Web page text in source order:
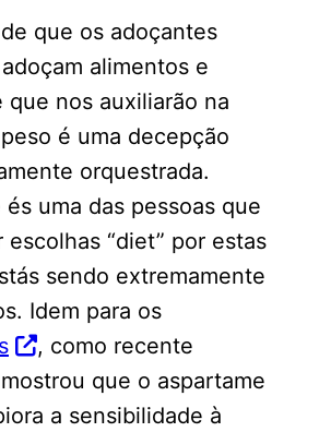
que os adoçantes
alimentos e
que nos auxiliarão na
é uma decepção
orquestrada.
és uma das pessoas que
escolhas “diet” por estas
sendo extremamente
Idem para os
, como recente
que o aspartame
a sensibilidade à